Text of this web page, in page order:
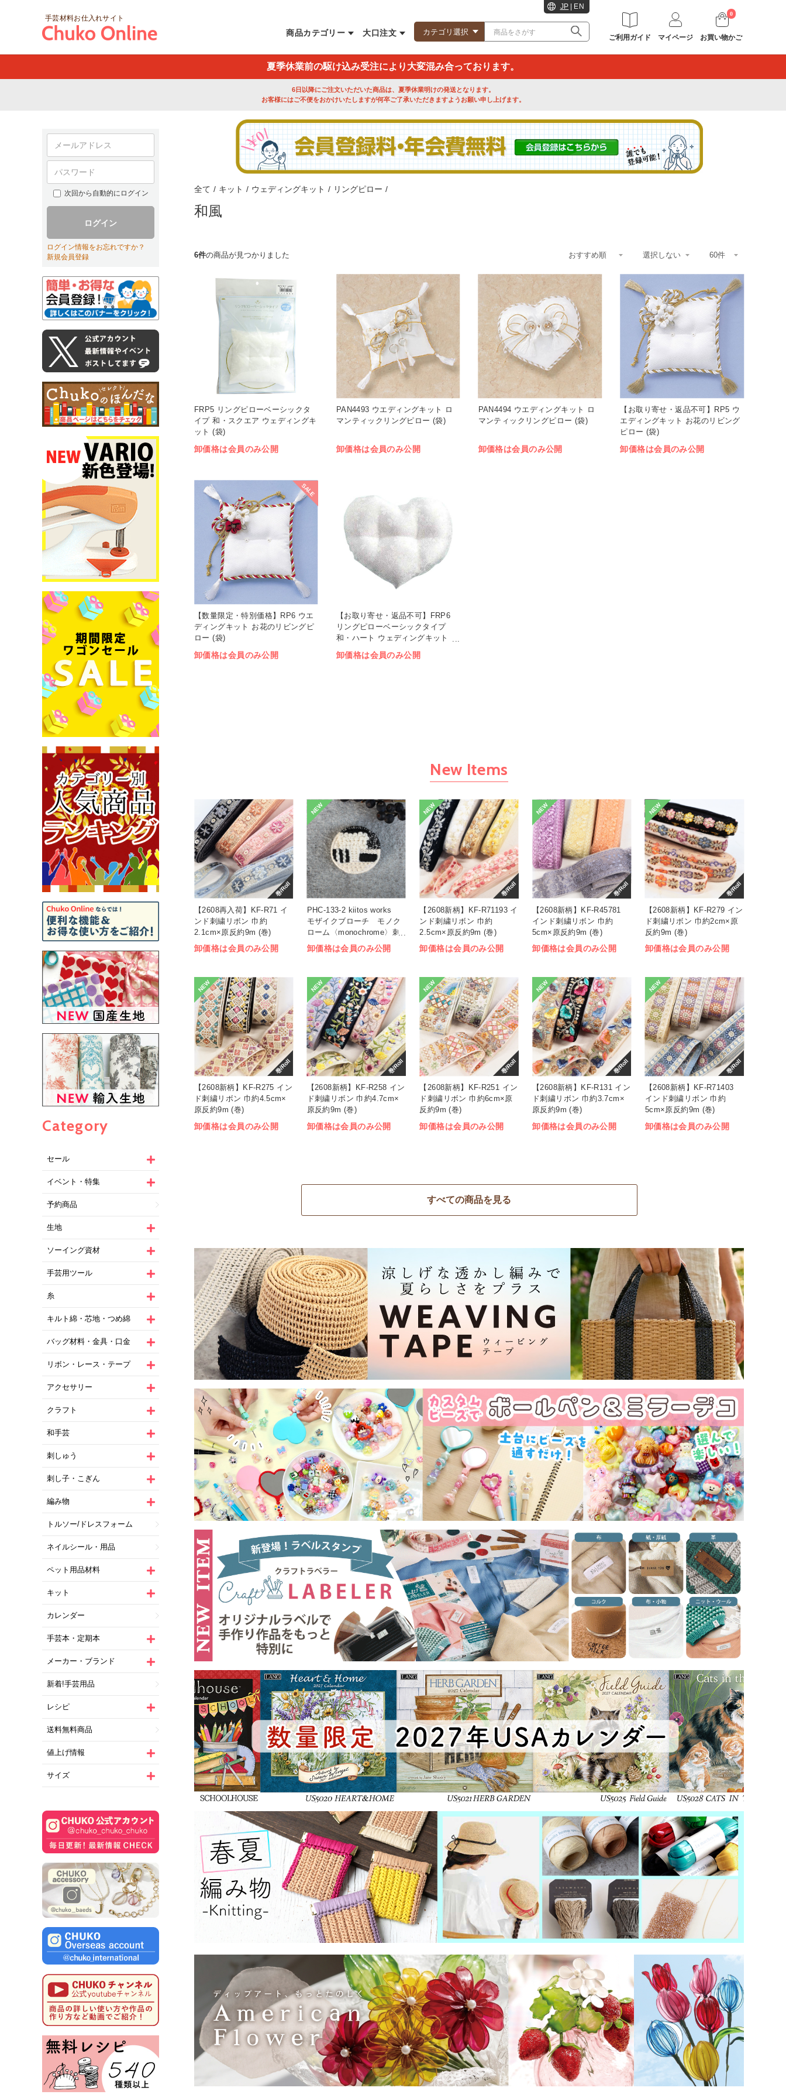
手芸材料お仕入れサイト
商品カテゴリー 大口注文
JP EN
ご利用ガイド マイページ
0
お買い物かご
夏季休業前の駆け込み受注により大変混み合っております。
6日以降にご注文いただいた商品は、夏季休業明けの発送となります。
お客様にはご不便をおかけいたしますが何卒ご了承いただきますようお願い申し上げます。
次回から自動的にログイン
ログイン
ログイン情報をお忘れですか？
新規会員登録
Category
セール
イベント・特集
予約商品
生地
ソーイング資材
手芸用ツール
糸
キルト綿・芯地・つめ綿
バッグ材料・金具・口金
リボン・レース・テープ
アクセサリー
クラフト
和手芸
刺しゅう
刺し子・こぎん
編み物
トルソー/ドレスフォーム
ネイルシール・用品
ペット用品材料
キット
カレンダー
手芸本・定期本
メーカー・ブランド
新着!手芸用品
レシピ
送料無料商品
値上げ情報
サイズ
全て / キット / ウェディングキット / リングピロー /
和風
6件の商品が見つかりました
FRP5 リングピローベーシックタ
イプ 和・スクエア ウェディングキ
ット (袋)
卸価格は会員のみ公開
PAN4493 ウエディングキット ロ
マンティックリングピロー (袋)
卸価格は会員のみ公開
PAN4494 ウエディングキット ロ
マンティックリングピロー (袋)
卸価格は会員のみ公開
【お取り寄せ・返品不可】RP5 ウ
エディングキット お花のリビング
ピロー (袋)
卸価格は会員のみ公開
SALE
【数量限定・特別価格】RP6 ウエ
ディングキット お花のリビングピ
ロー (袋)
卸価格は会員のみ公開
【お取り寄せ・返品不可】FRP6
リングピローベーシックタイプ
和・ハート ウェディングキット
(袋)
卸価格は会員のみ公開
New Items
巻/Roll
【2608再入荷】KF-R71 イ
ンド刺繍リボン 巾約
2.1cm×原反約9m (巻)
卸価格は会員のみ公開
NEW
PHC-133-2 kiitos works
モザイクブローチ モノク
ローム〈monochrome〉刺
しゅうキット (袋)
卸価格は会員のみ公開
巻/Roll
NEW
【2608新柄】KF-R71193 イ
ンド刺繍リボン 巾約
2.5cm×原反約9m (巻)
卸価格は会員のみ公開
NEW
巻/Roll
【2608新柄】KF-R45781
インド刺繍リボン 巾約
5cm×原反約9m (巻)
卸価格は会員のみ公開
巻/Roll
NEW
【2608新柄】KF-R279 イン
ド刺繍リボン 巾約2cm×原
反約9m (巻)
卸価格は会員のみ公開
巻/Roll
NEW
【2608新柄】KF-R275 イン
ド刺繍リボン 巾約4.5cm×
原反約9m (巻)
卸価格は会員のみ公開
NEW
巻/Roll
【2608新柄】KF-R258 イン
ド刺繍リボン 巾約4.7cm×
原反約9m (巻)
卸価格は会員のみ公開
NEW
巻/Roll
【2608新柄】KF-R251 イン
ド刺繍リボン 巾約6cm×原
反約9m (巻)
卸価格は会員のみ公開
NEW
巻/Roll
【2608新柄】KF-R131 イン
ド刺繍リボン 巾約3.7cm×
原反約9m (巻)
卸価格は会員のみ公開
NEW
巻/Roll
【2608新柄】KF-R71403
インド刺繍リボン 巾約
5cm×原反約9m (巻)
卸価格は会員のみ公開
すべての商品を見る